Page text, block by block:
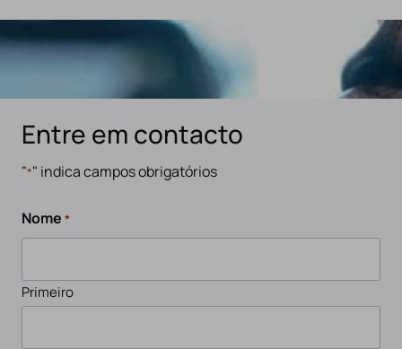
Entre em contacto
"*" indica campos obrigatórios
Nome *
Primeiro